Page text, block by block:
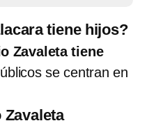
tiene hijos?
Zavaleta tiene
se centran en
Zavaleta